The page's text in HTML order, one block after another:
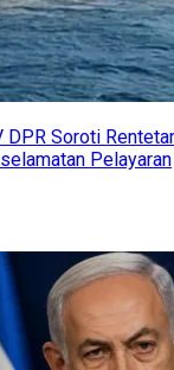
Soroti
Pelayaran